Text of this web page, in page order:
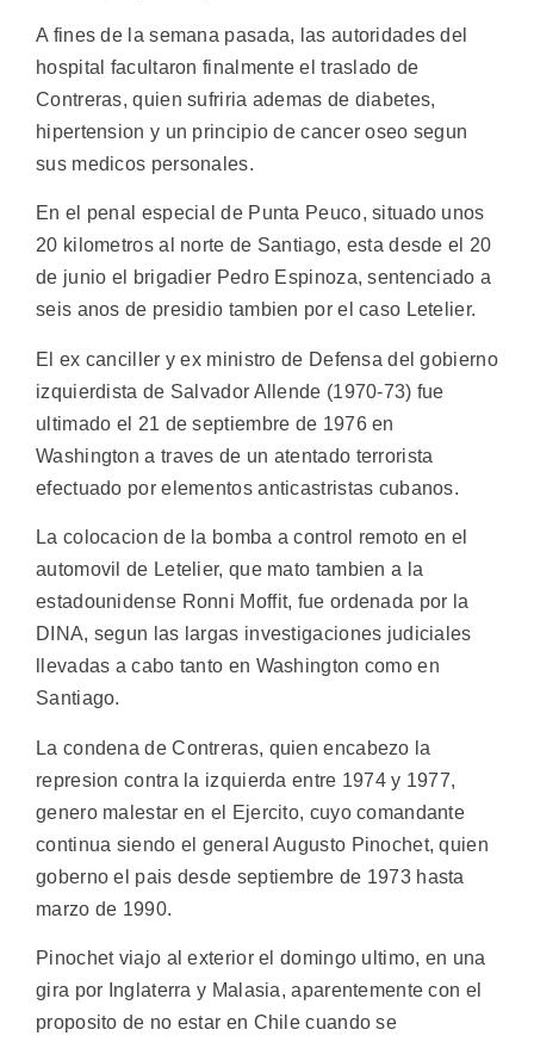
A fines de la semana pasada, las autoridades del
hospital facultaron finalmente el traslado de
Contreras, quien sufriria ademas de diabetes,
hipertension y un principio de cancer oseo segun
sus medicos personales.
En el penal especial de Punta Peuco, situado unos
20 kilometros al norte de Santiago, esta desde el 20
de junio el brigadier Pedro Espinoza, sentenciado a
seis anos de presidio tambien por el caso Letelier.
El ex canciller y ex ministro de Defensa del gobierno
izquierdista de Salvador Allende (1970-73) fue
ultimado el 21 de septiembre de 1976 en
Washington a traves de un atentado terrorista
efectuado por elementos anticastristas cubanos.
La colocacion de la bomba a control remoto en el
automovil de Letelier, que mato tambien a la
estadounidense Ronni Moffit, fue ordenada por la
DINA, segun las largas investigaciones judiciales
llevadas a cabo tanto en Washington como en
Santiago.
La condena de Contreras, quien encabezo la
represion contra la izquierda entre 1974 y 1977,
genero malestar en el Ejercito, cuyo comandante
continua siendo el general Augusto Pinochet, quien
goberno el pais desde septiembre de 1973 hasta
marzo de 1990.
Pinochet viajo al exterior el domingo ultimo, en una
gira por Inglaterra y Malasia, aparentemente con el
proposito de no estar en Chile cuando se